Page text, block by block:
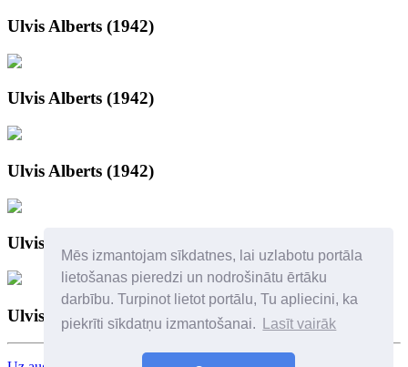
Mēs izmantojam sīkdatnes, lai uzlabotu portāla
lietošanas pieredzi un nodrošinātu ērtāku
darbību. Turpinot lietot portālu, Tu apliecini, ka
piekrīti sīkdatņu izmantošanai.
Lasīt vairāk
Ulvis Alberts (1942)
Ulvis Alberts (1942)
Ulvis Alberts (1942)
Ulvis Alberts "Poker Face 2"
Ulvis Alberts (1942)